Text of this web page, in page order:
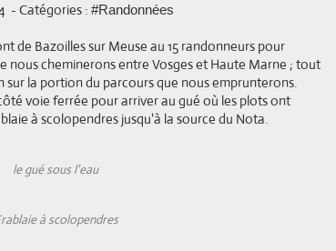
- Catégories : #Randonnées
de Bazoilles sur Meuse au 15 randonneurs pour
nous cheminerons entre Vosges et Haute Marne ; tout
sur la portion du parcours que nous emprunterons.
voie ferrée pour arriver au gué où les plots ont
à scolopendres jusqu'à la source du Nota.
le gué sous l'eau
à scolopendres